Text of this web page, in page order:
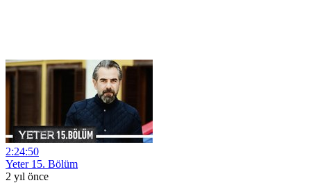
2:24:50
Yeter 15. Bölüm
2 yıl önce